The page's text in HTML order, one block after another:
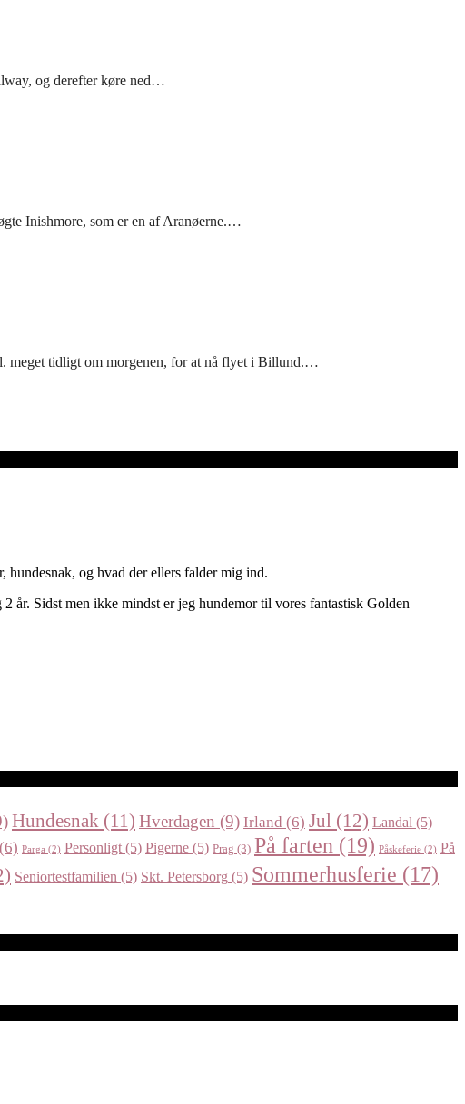
og derefter køre ned…
Inishmore, som er en af Aranøerne.…
meget tidligt om morgenen, for at nå flyet i Billund.…
og hvad der ellers falder mig ind.
år. Sidst men ikke mindst er jeg hundemor til vores fantastisk Golden
Hundesnak (11) Hverdagen (9) Irland (6) Jul (12) Landal (5)
(6) Parga (2) Personligt (5) Pigerne (5) Prag (3) På farten (19) Påskeferie (2) På
Seniortestfamilien (5) Skt. Petersborg (5) Sommerhusferie (17)